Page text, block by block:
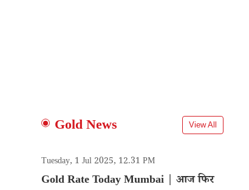
Gold News View All
Tuesday, 1 Jul 2025, 12.31 PM
Gold Rate Today Mumbai | आज फिर